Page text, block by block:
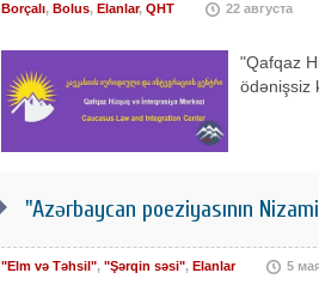
Borçalı, Bolus, Elanlar, QHT 22 августа
"Qafqaz
ödənişsiz
"Azərbaycan poeziyasının
"Elm və Təhsil", "Şərqin səsi", Elanlar 5